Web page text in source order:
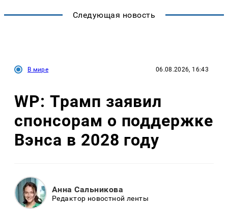
Следующая новость
В мире 06.08.2026, 16:43
WP: Трамп заявил
спонсорам о поддержке
Вэнса в 2028 году
Анна Сальникова
Редактор новостной ленты